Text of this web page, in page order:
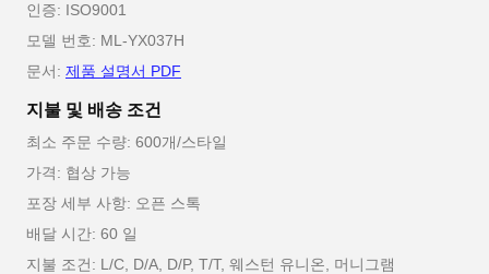
인증: ISO9001
모델 번호: ML-YX037H
문서: 제품 설명서 PDF
지불 및 배송 조건
최소 주문 수량: 600개/스타일
가격: 협상 가능
포장 세부 사항: 오픈 스톡
배달 시간: 60 일
지불 조건: L/C, D/A, D/P, T/T, 웨스턴 유니온, 머니그램